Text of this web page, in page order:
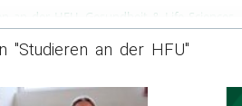
an der HFU Gesundheit & Life Sciences
Gesellschaft
"Studieren an der HFU"